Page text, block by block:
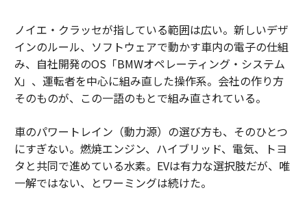
ノイエ・クラッセが指している範囲は広い。新しいデザ
インのルール、ソフトウェアで動かす車内の電子の仕組
み、自社開発のOS「BMWオペレーティング・システム
X」、運転者を中心に組み直した操作系。会社の作り方
そのものが、この一語のもとで組み直されている。
車のパワートレイン（動力源）の選び方も、そのひとつ
にすぎない。燃焼エンジン、ハイブリッド、電気、トヨ
タと共同で進めている水素。EVは有力な選択肢だが、唯
一解ではない、とワーミングは続けた。